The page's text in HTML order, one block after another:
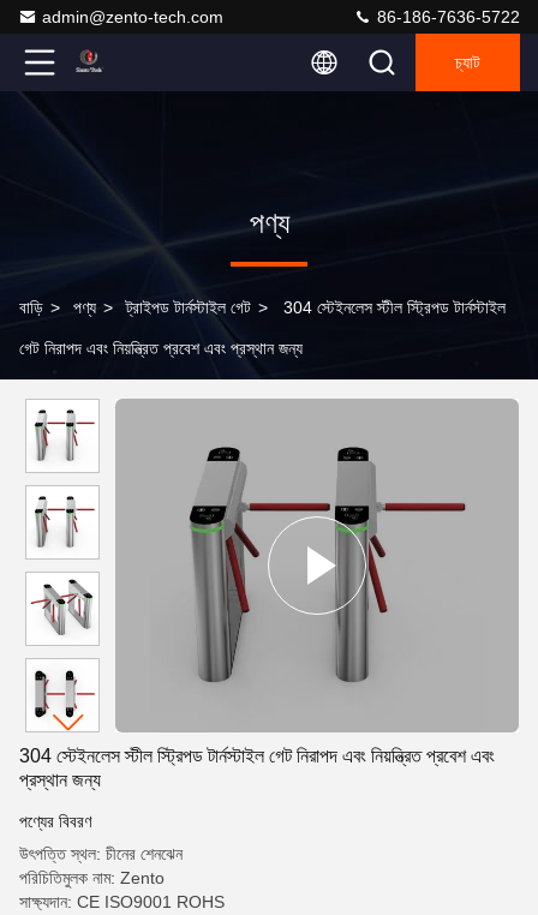
admin@zento-tech.com 86-186-7636-5722
চ্যাট
পণ্য
বাড়ি > পণ্য > ট্রাইপড টার্নস্টাইল গেট > 304 স্টেইনলেস স্টীল স্ট্রিপড টার্নস্টাইল
গেট নিরাপদ এবং নিয়ন্ত্রিত প্রবেশ এবং প্রস্থান জন্য
304 স্টেইনলেস স্টীল স্ট্রিপড টার্নস্টাইল গেট নিরাপদ এবং নিয়ন্ত্রিত প্রবেশ এবং
প্রস্থান জন্য
পণ্যের বিবরণ
উৎপত্তি স্থল: চীনের শেনঝেন
পরিচিতিমুলক নাম: Zento
সাক্ষ্যদান: CE ISO9001 ROHS